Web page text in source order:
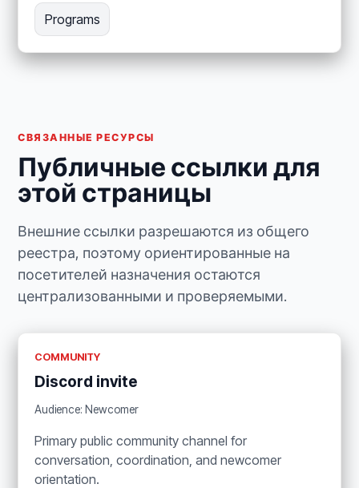
Programs
СВЯЗАННЫЕ РЕСУРСЫ
Публичные ссылки для
этой страницы
Внешние ссылки разрешаются из общего
реестра, поэтому ориентированные на
посетителей назначения остаются
централизованными и проверяемыми.
COMMUNITY
Discord invite
Audience: Newcomer
Primary public community channel for
conversation, coordination, and newcomer
orientation.